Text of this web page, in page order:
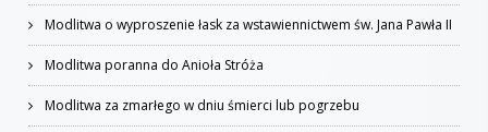
Modlitwa o wyproszenie łask za wstawiennictwem św. Jana Pawła II
Modlitwa poranna do Anioła Stróża
Modlitwa za zmarłego w dniu śmierci lub pogrzebu